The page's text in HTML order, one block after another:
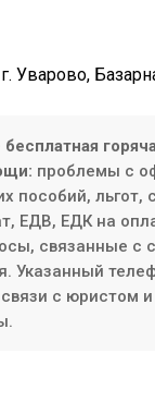
Уварово,
проблемы с
пособий, льгот,
ЕДВ, ЕДК на
связанные с
Указанный
с юристом и